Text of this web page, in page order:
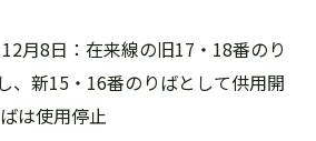
月8日：在来線の旧17・18番のり
、新15・16番のりばとして供用開
は使用停止